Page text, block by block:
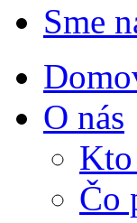
Sme
O nás
Kto
Čo